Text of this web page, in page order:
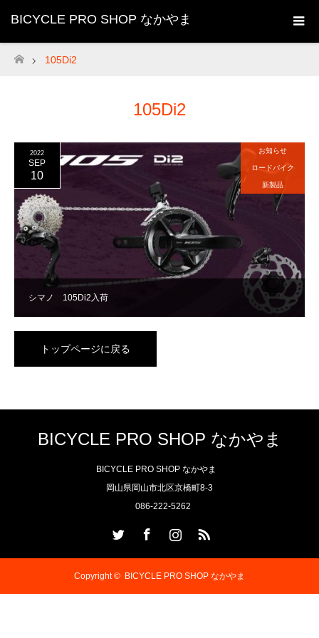
BICYCLE PRO SHOP なかやま
ホーム
105Di2
105Di2
シマノ 105Di2入荷
2022
SEP
10
お知らせ
ロードバイク
新製品
トップページに戻る
BICYCLE PRO SHOP なかやま
BICYCLE PRO SHOP なかやま
岡山県岡山市北区京橋町8-3
086-222-5262
Copyright © BICYCLE PRO SHOP なかやま